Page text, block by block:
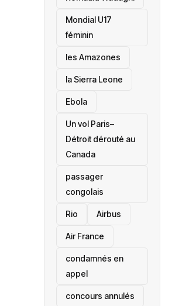
Mondial U17
féminin
les Amazones
la Sierra Leone
‎Ebola
Un vol Paris–
Détroit dérouté au
Canada
passager
congolais
Rio Airbus
Air France
condamnés en
appel
concours annulés